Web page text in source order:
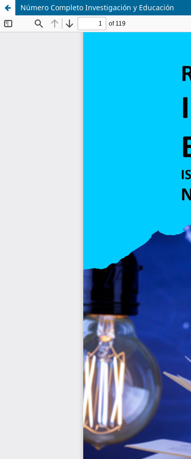
Número Completo Investigación y Educación